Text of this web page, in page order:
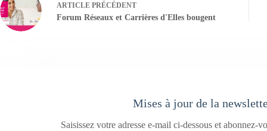
ARTICLE PRÉCÉDENT
Forum Réseaux et Carrières d'Elles bougent
Mises à jour de la
Saisissez votre adresse e-mail ci-dessous et abonnez-